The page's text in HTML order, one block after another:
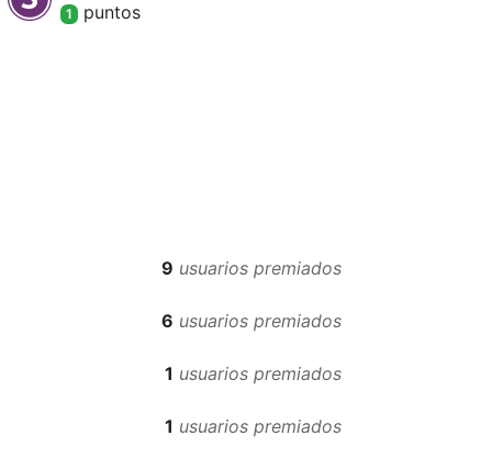
1 puntos
9 usuarios premiados
6 usuarios premiados
1 usuarios premiados
1 usuarios premiados